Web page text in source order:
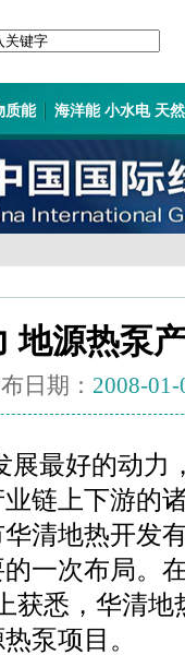
质能 海洋能 小水电 天
地源热泵
日期： 2008-01-
最好的动力
链上下游的
清地热开发
一次布局。
获悉，华清
泵项目。